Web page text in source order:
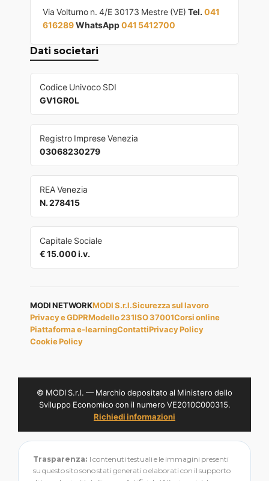
Via Volturno n. 4/E 30173 Mestre (VE) Tel. 041
616289WhatsApp041 5412700
Dati societari
Codice Univoco SDI
GV1GR0L
Registro Imprese Venezia
03068230279
REA Venezia
N. 278415
Capitale Sociale
€ 15.000 i.v.
MODI NETWORKMODI S.r.l.Sicurezza sul lavoro
Privacy e GDPRModello 231ISO 37001Corsi online
Piattaforma e-learningContattiPrivacy Policy
Cookie Policy
© MODI S.r.l. — Marchio depositato al Ministero dello
Sviluppo Economico con il numero VE2010C000315.
Richiedi informazioni
Trasparenza: I contenuti testuali e le immagini presenti
su questo sito sono stati generati o elaborati con il supporto